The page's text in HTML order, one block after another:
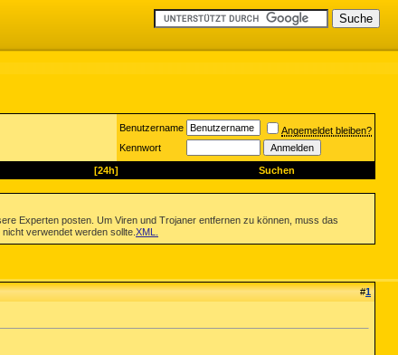
Benutzername
Angemeldet bleiben?
Kennwort
[24h] Suchen
Experten posten. Um Viren und Trojaner entfernen zu können, muss das
verwendet werden sollte. XML
#1